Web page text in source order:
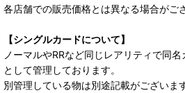
各店舗での販売価格とは異なる場合がご
【シングルカードについて】
ノーマルやRRなど同じレアリティで同
として管理しております。
別管理している物は別途記載がございま